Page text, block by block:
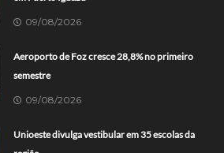
09/08/2026
Aeroporto de Foz cresce 28,8% no primeiro
semestre
09/08/2026
Unioeste divulga vestibular em 35 escolas da